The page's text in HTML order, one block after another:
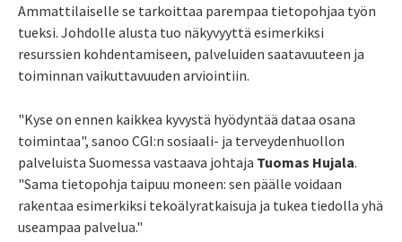
Ammattilaiselle se tarkoittaa parempaa tietopohjaa työn
tueksi. Johdolle alusta tuo näkyvyyttä esimerkiksi
resurssien kohdentamiseen, palveluiden saatavuuteen ja
toiminnan vaikuttavuuden arviointiin.
"Kyse on ennen kaikkea kyvystä hyödyntää dataa osana
toimintaa", sanoo CGI:n sosiaali- ja terveydenhuollon
palveluista Suomessa vastaava johtaja Tuomas Hujala.
"Sama tietopohja taipuu moneen: sen päälle voidaan
rakentaa esimerkiksi tekoälyratkaisuja ja tukea tiedolla yhä
useampaa palvelua."